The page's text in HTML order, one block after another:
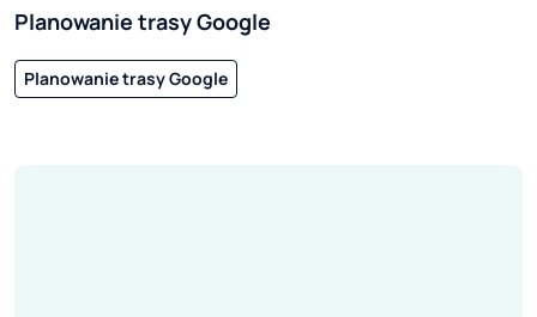
Planowanie trasy Google
Planowanie trasy Google